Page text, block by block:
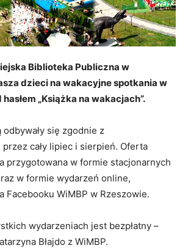
Biblioteka Publiczna w
dzieci na wakacyjne spotkania w
„Książka na wakacjach”.
się zgodnie z
cały lipiec i sierpień. Oferta
przygotowana w formie stacjonarnych
w formie wydarzeń online,
Facebooku WiMBP w Rzeszowie.
wydarzeniach jest bezpłatny –
Błajdo z WiMBP.